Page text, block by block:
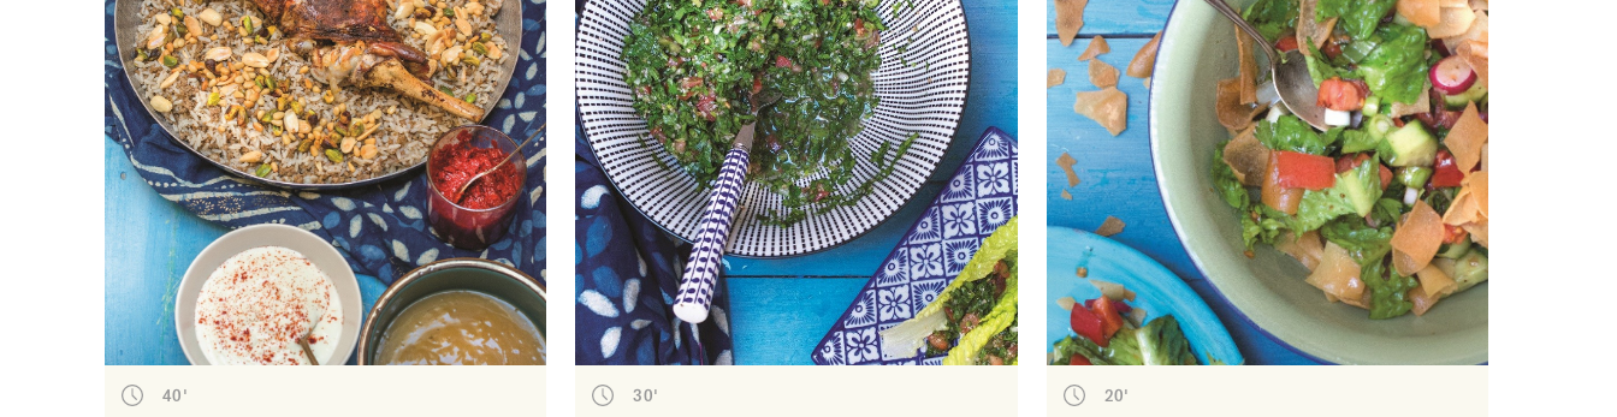
Κιμάδες
Πουλερικά
Κρέας
Γλυκά
Ψάρια-Θαλασσινά
Συνταγές με κρέμα
γάλακτος
Σούπες
Σοκολάτα
Φθινόπωρο -
Χειμώνας
Διεθνής κουζίνα
Γιορτινό τραπέζι
Χριστούγεννα
Πάσχα
Για το πάρτι
Ελληνική κουζίνα
Για το παιδί
Γερμανία
Γαλλία
Βραζιλία
Αργεντινή
Αμερική
Ταϊλάνδη
Σκανδιναβία
Ρωσία
Πορτογαλία
Περού
40' 30' 20'